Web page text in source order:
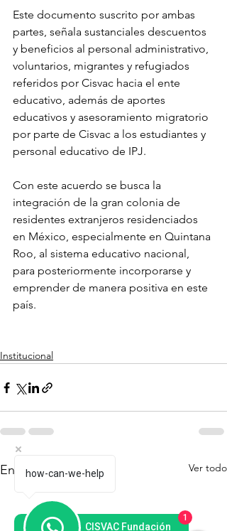
Este documento suscrito por ambas
partes, señala sustanciales descuentos
y beneficios al personal administrativo,
voluntarios, migrantes y refugiados
referidos por Cisvac hacia el ente
educativo, además de aportes
educativos y asesoramiento migratorio
por parte de Cisvac a los estudiantes y
personal educativo de IPJ.
Con este acuerdo se busca la
integración de la gran colonia de
residentes extranjeros residenciados
en México, especialmente en Quintana
Roo, al sistema educativo nacional,
para posteriormente incorporarse y
emprender de manera positiva en este
país.
Institucional
Entradas recientes Ver todo
how-can-we-help
CISVAC Fundación
1